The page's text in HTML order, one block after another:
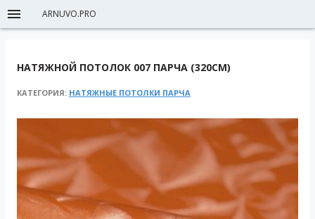
ARNUVO.PRO
НАТЯЖНОЙ ПОТОЛОК 007 ПАРЧА (320СМ)
КАТЕГОРИЯ: НАТЯЖНЫЕ ПОТОЛКИ ПАРЧА